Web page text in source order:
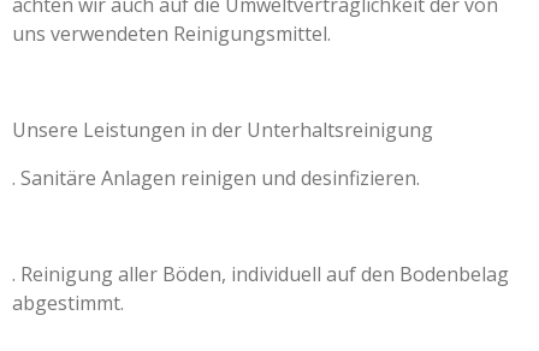
uns verwendeten Reinigungsmittel.
Unsere Leistungen in der Unterhaltsreinigung
. Sanitäre Anlagen reinigen und desinfizieren.
. Reinigung aller Böden, individuell auf den Bodenbelag
abgestimmt.